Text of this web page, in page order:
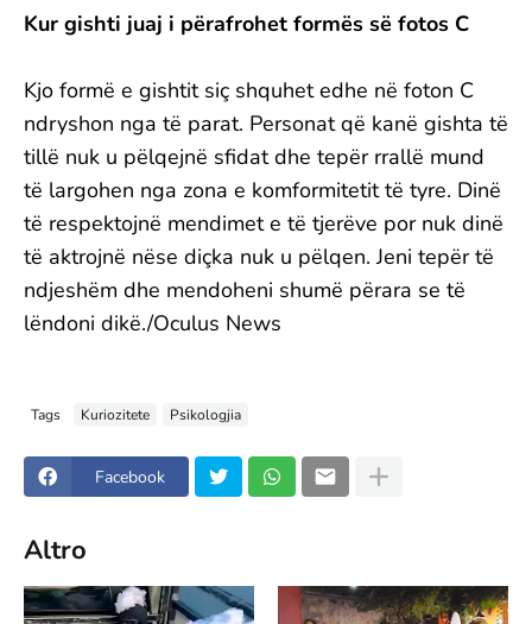
Kur gishti juaj i përafrohet formës së fotos C
Kjo formë e gishtit siç shquhet edhe në foton C
ndryshon nga të parat. Personat që kanë gishta të
tillë nuk u pëlqejnë sfidat dhe tepër rrallë mund
të largohen nga zona e komformitetit të tyre. Dinë
të respektojnë mendimet e të tjerëve por nuk dinë
të aktrojnë nëse diçka nuk u pëlqen. Jeni tepër të
ndjeshëm dhe mendoheni shumë përara se të
lëndoni dikë./Oculus News
Tags Kuriozitete Psikologjia
Facebook
Altro